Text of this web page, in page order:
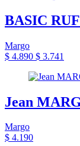
BASIC
Margo
$ 4.890 $ 3.741
Jean
Margo
$ 4.190